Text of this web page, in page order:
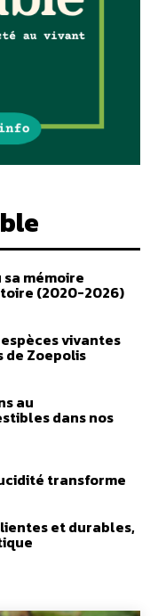
mémoire
(2020-2026)
vivantes
de Zoepolis
au
dans nos
transforme
et durables,